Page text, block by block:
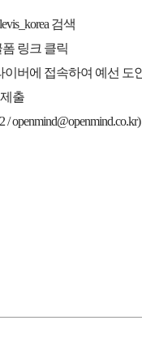
검색
링크 클릭
이버에 접속하여 예선 도
출